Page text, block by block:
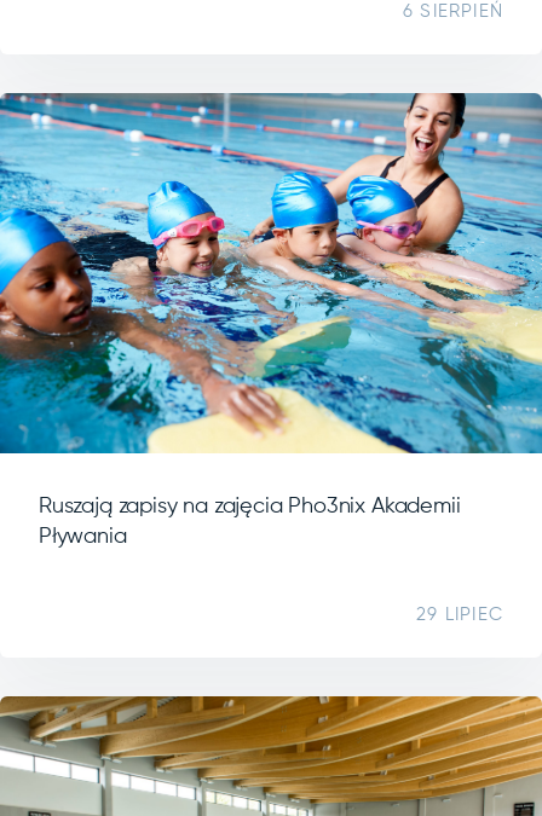
6 SIERPIEŃ
Ruszają zapisy na zajęcia Pho3nix Akademii
Pływania
29 LIPIEC